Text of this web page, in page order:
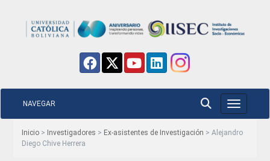
Toggle
NAVEGAR
Inicio > Investigadores > Ex-asistentes de Investigación > Alejandro
Diego Chive Herrera